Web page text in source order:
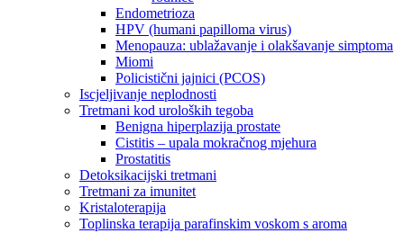
Endometrioza
HPV (humani papilloma virus)
Menopauza: ublažavanje i olakšavanje simptoma
Miomi
Policistični jajnici (PCOS)
Iscjeljivanje neplodnosti
Tretmani kod uroloških tegoba
Benigna hiperplazija prostate
Cistitis – upala mokračnog mjehura
Prostatitis
Detoksikacijski tretmani
Tretmani za imunitet
Kristaloterapija
Toplinska terapija parafinskim voskom s aroma